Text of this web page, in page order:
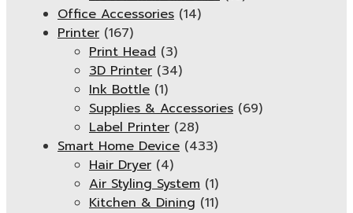
Office Accessories (14)
Printer (167)
Print Head (3)
3D Printer (34)
Ink Bottle (1)
Supplies & Accessories (69)
Label Printer (28)
Smart Home Device (433)
Hair Dryer (4)
Air Styling System (1)
Kitchen & Dining (11)